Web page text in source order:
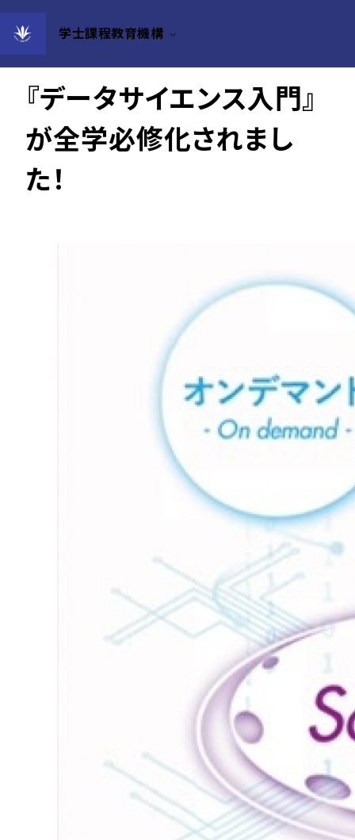
学士課程教育機構
2022年04月07日
『データサイエンス入門』
が全学必修化されまし
た！